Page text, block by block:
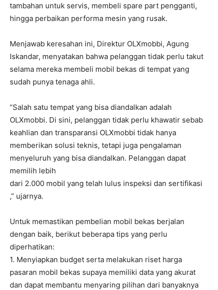
tambahan untuk servis, membeli spare part pengganti,
hingga perbaikan performa mesin yang rusak.
Menjawab keresahan ini, Direktur OLXmobbi, Agung
Iskandar, menyatakan bahwa pelanggan tidak perlu takut
selama mereka membeli mobil bekas di tempat yang
sudah punya tenaga ahli.
“Salah satu tempat yang bisa diandalkan adalah
OLXmobbi. Di sini, pelanggan tidak perlu khawatir sebab
keahlian dan transparansi OLXmobbi tidak hanya
memberikan solusi teknis, tetapi juga pengalaman
menyeluruh yang bisa diandalkan. Pelanggan dapat
memilih lebih
dari 2.000 mobil yang telah lulus inspeksi dan sertifikasi
,” ujarnya.
Untuk memastikan pembelian mobil bekas berjalan
dengan baik, berikut beberapa tips yang perlu
diperhatikan:
1. Menyiapkan budget serta melakukan riset harga
pasaran mobil bekas supaya memiliki data yang akurat
dan dapat membantu menyaring pilihan dari banyaknya